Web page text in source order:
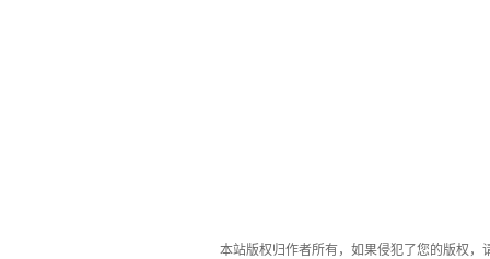
本站版权归作者所有，如果侵犯了您的版权